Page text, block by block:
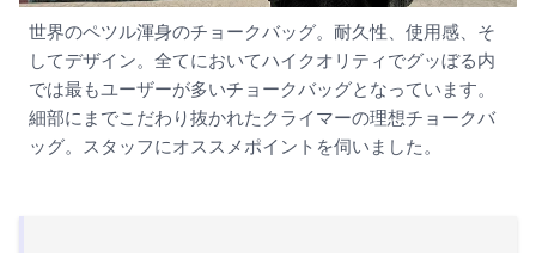
世界のペツル渾身のチョークバッグ。耐久性、使用感、そ
してデザイン。全てにおいてハイクオリティでグッぼる内
では最もユーザーが多いチョークバッグとなっています。
細部にまでこだわり抜かれたクライマーの理想チョークバ
ッグ。スタッフにオススメポイントを伺いました。